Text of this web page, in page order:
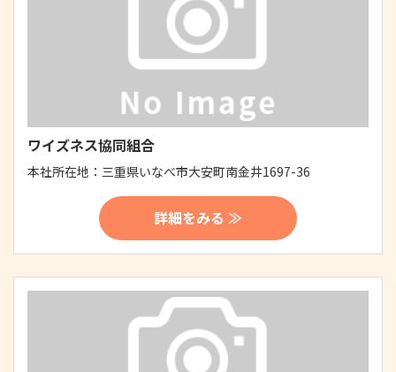
ワイズネス協同組合
本社所在地： 三重県いなべ市大安町南金井1697-36
詳細をみる ≫